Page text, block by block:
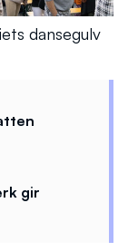
dansegulv
gir